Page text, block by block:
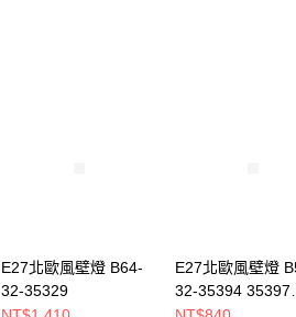
E27北歐風壁燈 B64-
32-35329
E27北歐風壁燈
32-35394 35397